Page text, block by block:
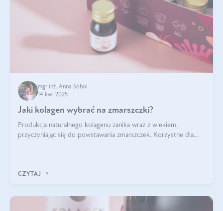
mgr inż. Anna Sobol
14 kwi 2025
Jaki kolagen wybrać na zmarszczki?
Produkcja naturalnego kolagenu zanika wraz z wiekiem,
przyczyniając się do powstawania zmarszczek. Korzystne dla
CZYTAJ